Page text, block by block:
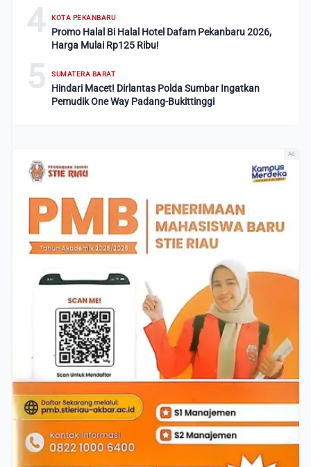
4 KOTA PEKANBARU
Promo Halal Bi Halal Hotel Dafam Pekanbaru 2026,
Harga Mulai Rp125 Ribu!
5 SUMATERA BARAT
Hindari Macet! Dirlantas Polda Sumbar Ingatkan
Pemudik One Way Padang-Bukittinggi
Ad